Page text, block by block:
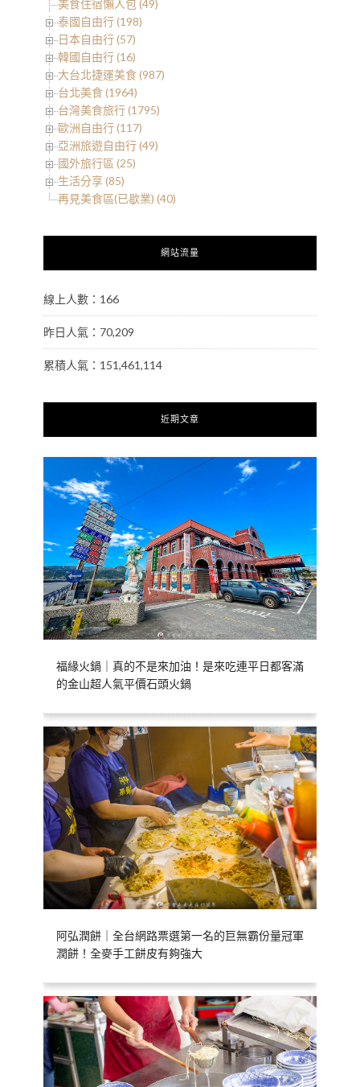
美食住宿懶人包 (49)
泰國自由行 (198)
日本自由行 (57)
韓國自由行 (16)
大台北捷運美食 (987)
台北美食 (1964)
台灣美食旅行 (1795)
歐洲自由行 (117)
亞洲旅遊自由行 (49)
國外旅行區 (25)
生活分享 (85)
再見美食區(已歇業) (40)
網站流量
線上人數：166
昨日人氣：70,209
累積人氣：151,461,114
近期文章
福緣火鍋｜真的不是來加油！是來吃連平日都客滿
的金山超人氣平價石頭火鍋
阿弘潤餅｜全台網路票選第一名的巨無霸份量冠軍
潤餅！全麥手工餅皮有夠強大